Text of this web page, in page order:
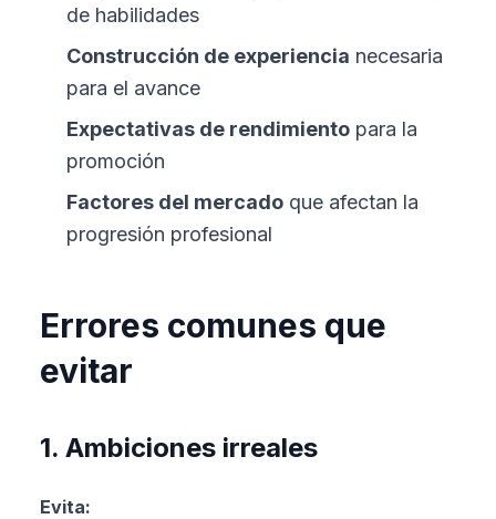
de habilidades
Construcción de experiencia necesaria
para el avance
Expectativas de rendimiento para la
promoción
Factores del mercado que afectan la
progresión profesional
Errores comunes que
evitar
1. Ambiciones irreales
Evita: